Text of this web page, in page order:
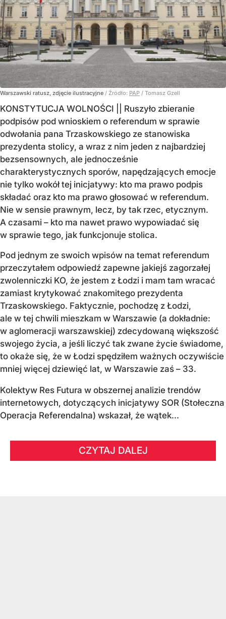
Warszawski ratusz, zdjęcie ilustracyjne / Źródło: PAP / Tomasz Gzell
KONSTYTUCJA WOLNOŚCI || Ruszyło zbieranie
podpisów pod wnioskiem o referendum w sprawie
odwołania pana Trzaskowskiego ze stanowiska
prezydenta stolicy, a wraz z nim jeden z najbardziej
bezsensownych, ale jednocześnie
charakterystycznych sporów, napędzających emocje
nie tylko wokół tej inicjatywy: kto ma prawo podpis
składać oraz kto ma prawo głosować w referendum.
Nie w sensie prawnym, lecz, by tak rzec, etycznym.
A czasami – kto ma nawet prawo wypowiadać się
w sprawie tego, jak funkcjonuje stolica.
Pod jednym ze swoich wpisów na temat referendum
przeczytałem odpowiedź zapewne jakiejś zagorzałej
zwolenniczki KO, że jestem z Łodzi i mam tam wracać
zamiast krytykować znakomitego prezydenta
Trzaskowskiego. Faktycznie, pochodzę z Łodzi,
ale w tej chwili mieszkam w Warszawie (a dokładnie:
w aglomeracji warszawskiej) zdecydowaną większość
swojego życia, a jeśli liczyć tak zwane życie świadome,
to okaże się, że w Łodzi spędziłem ważnych oczywiście
mniej więcej dziewięć lat, w Warszawie zaś – 33.
Kolektyw Res Futura w obszernej analizie trendów
internetowych, dotyczących inicjatywy SOR (Stołeczna
Operacja Referendalna) wskazał, że wątek...
CZYTAJ DALEJ